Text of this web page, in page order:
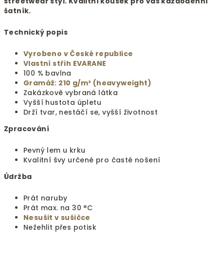
šatník.
Technický popis
Vyrobeno v České republice
Vlastní střih EVARANE
100 % bavlna
Gramáž: 210 g/m² (heavyweight)
Zakázkově vybraná látka
Vyšší hustota úpletu
Drží tvar, nestáčí se, vyšší životnost
Zpracování
Pevný lem u krku
Kvalitní švy určené pro časté nošení
Údržba
Prát naruby
Prát max. na 30 °C
Nesušit v sušičce
Nežehlit přes potisk